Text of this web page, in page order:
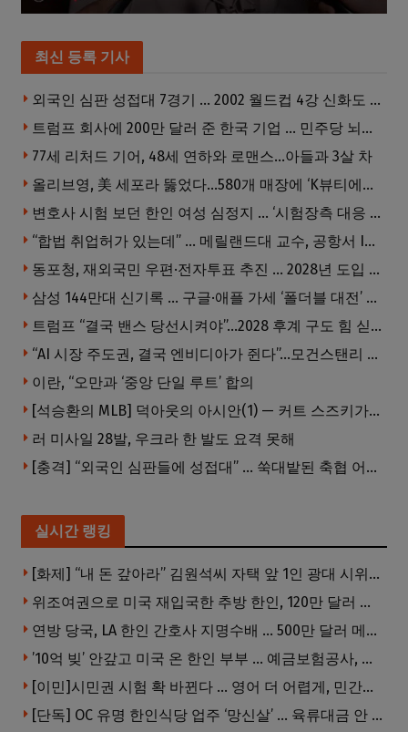
최신 등록 기사
외국인 심판 성접대 7경기 … 2002 월드컵 4강 신화도 흔들
트럼프 회사에 200만 달러 준 한국 기업 … 민주당 뇌물의혹 조사
77세 리처드 기어, 48세 연하와 로맨스…아들과 3살 차
올리브영, 美 세포라 뚫었다…580개 매장에 ‘K뷰티에딧’ 론칭
변호사 시험 보던 한인 여성 심정지 … ‘시험장측 대응 부적절’ 소송
“합법 취업허가 있는데” … 메릴랜드대 교수, 공항서 ICE에 체포, 구금 중
동포청, 재외국민 우편·전자투표 추진 … 2028년 도입 목표
삼성 144만대 신기록 … 구글·애플 가세 ‘폴더블 대전’ 열린다
트럼프 “결국 밴스 당선시켜야”…2028 후계 구도 힘 싣나
“AI 시장 주도권, 결국 엔비디아가 쥔다”…모건스탠리 장담
이란, “오만과 ‘중앙 단일 루트’ 합의
[석승환의 MLB] 덕아웃의 아시안(1) — 커트 스즈키가 우리에게 묻는 것
러 미사일 28발, 우크라 한 발도 요격 못해
[충격] “외국인 심판들에 성접대” … 쑥대밭된 축협 어디까지 추락하나
실시간 랭킹
[화제] “내 돈 갚아라” 김원석씨 자택 앞 1인 광대 시위 … 한인 투자사, “108만 달러 못받아”
위조여권으로 미국 재입국한 추방 한인, 120만 달러 은행 사기 행각
연방 당국, LA 한인 간호사 지명수배 … 500만 달러 메디캐어 사기, 선고 직전 한국 도주
’10억 빚’ 안갚고 미국 온 한인 부부 … 예금보험공사, 미국서 소송
[이민]시민권 시험 확 바뀐다 … 영어 더 어렵게, 민간시험 도입 추진
[단독] OC 유명 한인식당 업주 ‘망신살’ … 육류대금 안 갚자 식당서 공개추심